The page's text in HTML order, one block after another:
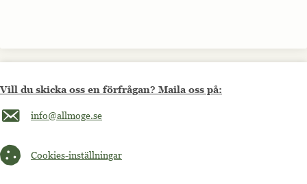
Vill du skicka oss en förfrågan? Maila oss på:
Maila oss på info@allmoge.se
info@allmoge.se
Cookies-inställningar
Cookies-inställningar